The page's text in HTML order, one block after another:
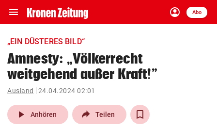
menu Navigation
ein-/ausklappen
account_circle
Anmelden
Abo
close Schließen
account_circle Anmelden
arrow_right
pin_drop
Wien arrow_right
„EIN DÜSTERES BILD“
Amnesty: „Völkerrecht
weitgehend außer Kraft!”
Ausland 24.04.2024 02:01
play_arrow Anhören Teilen